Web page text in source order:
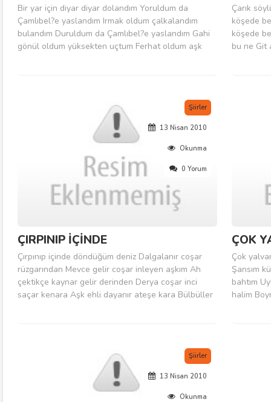
Bir yar için diyar diyar dolandım Yoruldum da
Çamlıbel?e yaslandım Irmak oldum çalkalandım
bulandım Duruldum da Çamlıbel?e yaslandım Gahi
gönül oldum yüksekten uçtum Ferhat oldum aşk
Çarık
köşede
köşede
bu ne Git
Şiirler
13 Nisan 2010
Okunma
0 Yorum
ÇIRPINIP İÇİNDE
Çırpınıp içinde döndüğüm deniz Dalgalanır coşar
rüzgarından Mevce gelir coşar inleyen aşkım Ah
çektikçe kaynar gelir derinden Derya coşar inci
saçar kenara Aşk ehli dayanır ateşe kara Bülbüller
ÇOK
Çok
Şansım
bahtım
halim
Şiirler
13 Nisan 2010
Okunma